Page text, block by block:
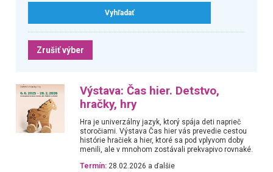
Zrušiť výber
Výstava: Čas hier. Detstvo,
hračky, hry
Hra je univerzálny jazyk, ktorý spája deti naprieč
storočiami. Výstava Čas hier vás prevedie cestou
histórie hračiek a hier, ktoré sa pod vplyvom doby
menili, ale v mnohom zostávali prekvapivo rovnaké.
Termín: 28.02.2026 a ďalšie